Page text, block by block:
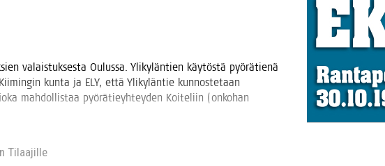
valais­tuk­ses­ta Oulus­sa. Yli­ky­län­tien käy­tös­tä pyö­rä­tie­nä
kun­ta ja ELY, että Yli­ky­län­tie kun­nos­te­taan
mah­dol­lis­taa pyö­rä­tie­yh­tey­den Koi­te­liin (onko­han
Tilaa­jil­le